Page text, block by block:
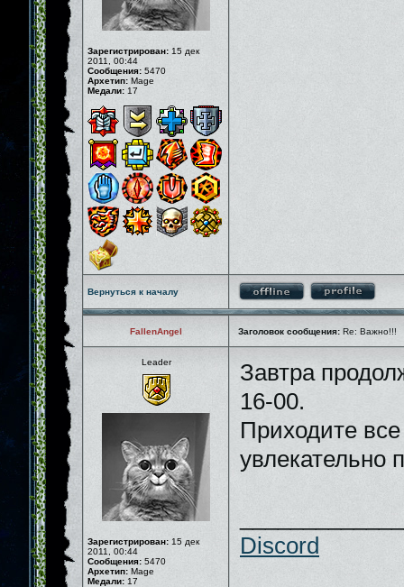
Зарегистрирован: 15 дек
2011, 00:44
Сообщения: 5470
Архетип: Mage
Медали: 17
Вернуться к началу
FallenAngel Заголовок сообщения: Re: Важно!!!
Leader
Зарегистрирован: 15 дек
2011, 00:44
Сообщения: 5470
Архетип: Mage
Медали: 17
Завтра
16-00.
Приходите
увлекательно
Discord